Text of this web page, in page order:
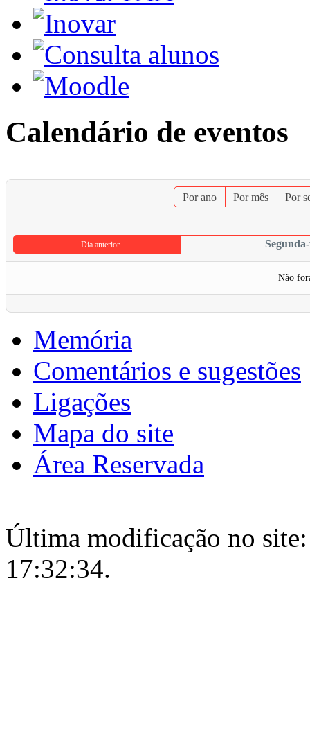
Calendário de eventos
Por ano Por mês Por
Dia anterior
Não
Memória
Comentários e sugestões
Ligações
Mapa do site
Área Reservada
Última modificação no
17:32:34.